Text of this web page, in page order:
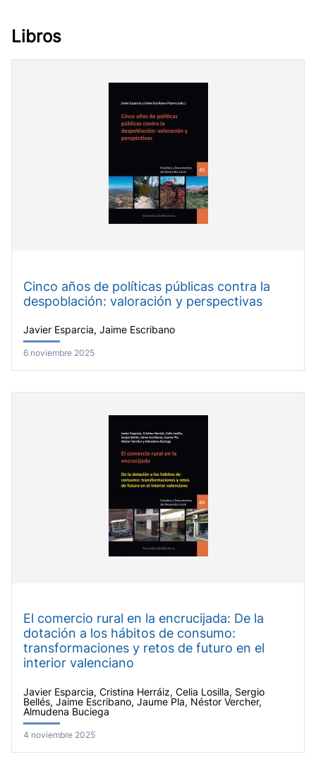
Libros
Cinco años de políticas públicas contra la
despoblación: valoración y perspectivas
Javier Esparcia, Jaime Escribano
6 noviembre 2025
El comercio rural en la encrucijada: De la
dotación a los hábitos de consumo:
transformaciones y retos de futuro en el
interior valenciano
Javier Esparcia, Cristina Herráiz, Celia Losilla, Sergio
Bellés, Jaime Escribano, Jaume Pla, Néstor Vercher,
Almudena Buciega
4 noviembre 2025